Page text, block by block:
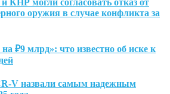
оружия в случае конфликта за
₽9 млрд»: что известно об иске к
V назвали самым надежным